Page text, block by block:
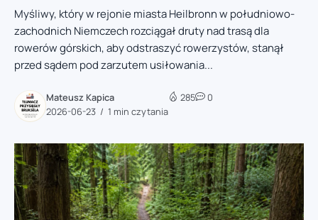
Myśliwy, który w rejonie miasta Heilbronn w południowo-
zachodnich Niemczech rozciągał druty nad trasą dla
rowerów górskich, aby odstraszyć rowerzystów, stanął
przed sądem pod zarzutem usiłowania...
Mateusz Kapica
2026-06-23
1 min czytania
285 0